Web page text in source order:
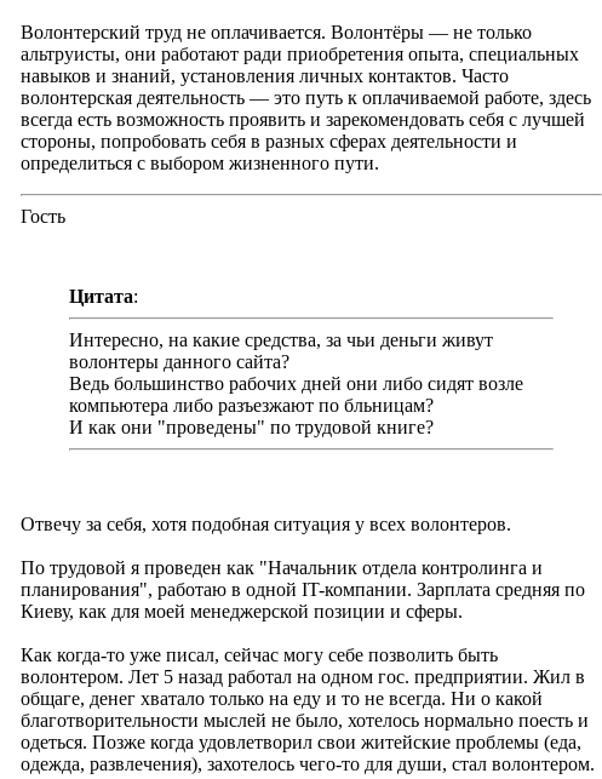
Волонтерский труд не оплачивается. Волонтёры — не только
альтруисты, они работают ради приобретения опыта, специальных
навыков и знаний, установления личных контактов. Часто
волонтерская деятельность — это путь к оплачиваемой работе, здесь
всегда есть возможность проявить и зарекомендовать себя с лучшей
стороны, попробовать себя в разных сферах деятельности и
определиться с выбором жизненного пути.
Гость
Цитата:
Интересно, на какие средства, за чьи деньги живут
волонтеры данного сайта?
Ведь большинство рабочих дней они либо сидят возле
компьютера либо разъезжают по бльницам?
И как они "проведены" по трудовой книге?
Отвечу за себя, хотя подобная ситуация у всех волонтеров.
По трудовой я проведен как "Начальник отдела контролинга и
планирования", работаю в одной IT-компании. Зарплата средняя по
Киеву, как для моей менеджерской позиции и сферы.
Как когда-то уже писал, сейчас могу себе позволить быть
волонтером. Лет 5 назад работал на одном гос. предприятии. Жил в
общаге, денег хватало только на еду и то не всегда. Ни о какой
благотворительности мыслей не было, хотелось нормально поесть и
одеться. Позже когда удовлетворил свои житейские проблемы (еда,
одежда, развлечения), захотелось чего-то для души, стал волонтером.